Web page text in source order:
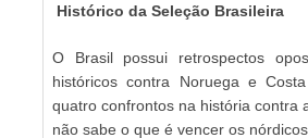
Histórico da Seleção Brasileira
O Brasil possui retrospectos
históricos contra Noruega e
quatro confrontos na história contra
não sabe o que é vencer os nórdicos.